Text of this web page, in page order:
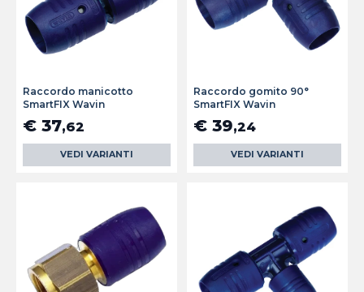
Raccordo manicotto
SmartFIX Wavin
€ 37,62
VEDI VARIANTI
Raccordo gomito 90°
SmartFIX Wavin
€ 39,24
VEDI VARIANTI